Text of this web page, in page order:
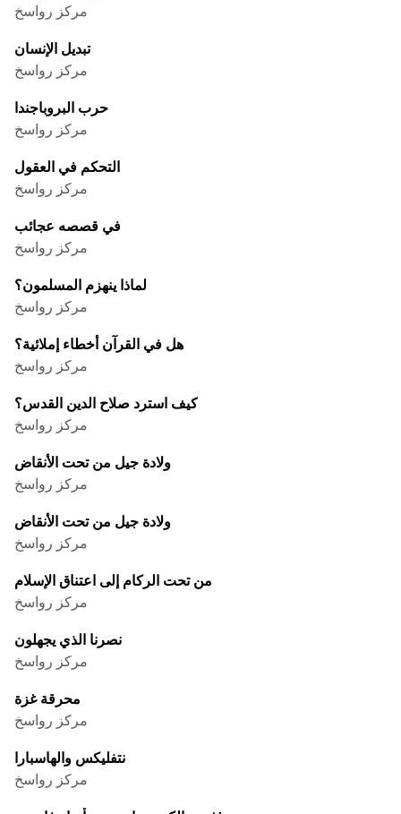
مركز رواسخ
تبديل الإنسان
مركز رواسخ
حرب البروباجندا
مركز رواسخ
التحكم في العقول
مركز رواسخ
في قصصه عجائب
مركز رواسخ
لماذا ينهزم المسلمون؟
مركز رواسخ
هل في القرآن أخطاء إملائية؟
مركز رواسخ
كيف استرد صلاح الدين القدس؟
مركز رواسخ
ولادة جيل من تحت الأنقاض
مركز رواسخ
ولادة جيل من تحت الأنقاض
مركز رواسخ
من تحت الركام إلى اعتناق الإسلام
مركز رواسخ
نصرنا الذي يجهلون
مركز رواسخ
محرقة غزة
مركز رواسخ
نتفليكس والهاسبارا
مركز رواسخ